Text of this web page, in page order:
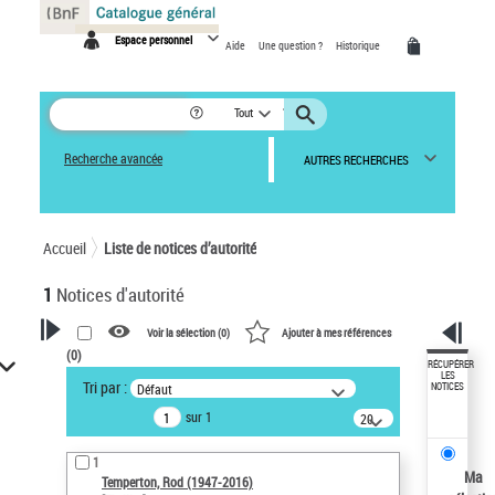
Espace personnel Aide Une question ? Historique
Tout
Recherche avancée AUTRES RECHERCHES
Accueil Liste de notices d’autorité
1 Notices d'autorité
VOTRE RECHERCHE
Recherche avancée dans les
notices d’autorité
Œuvres liées à l'auteur :
Temperton, Rod (1947-2016)
Voir la sélection (0) Ajouter à mes références
(0)
Tri par : Défaut
sur 1
20
résultats/page
1
Temperton, Rod (1947-2016)
RÉCUPÉRER
LES
NOTICES
Ma
Panneau de gestion des cookies